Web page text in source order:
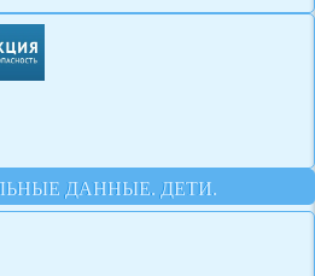
ДАННЫЕ. ДЕТИ.